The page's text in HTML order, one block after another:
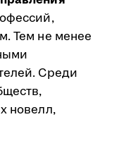
Тем не менее
Среди
новелл,